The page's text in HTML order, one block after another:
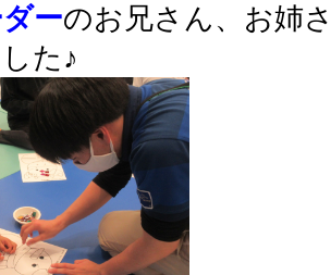
ーのお兄さん、お姉
た♪